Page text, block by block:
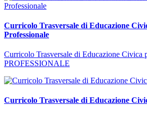
Curricolo Trasversale di Educazione
Professionale
Curricolo Trasversale di Educazione
PROFESSIONALE
Curricolo Trasversale di Educazione